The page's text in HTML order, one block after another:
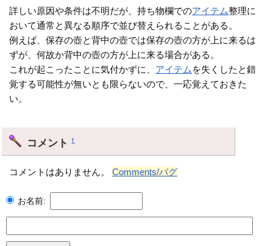
詳しい原因や条件は不明だが、持ち物欄でのアイテム整理に
おいて通常と異なる順序で並び替えられることがある。
例えば、保存の壺と背中の壺では保存の壺の方が上に来るは
ずが、何故か背中の壺の方が上に来る場合がある。
これが起こったことに気付かずに、 アイテム を失くしたと錯
覚する可能性が無いとも限らないので、一応覚えておきた
い。
コメント†
コメントはありません。Comments/バグ
お名前: